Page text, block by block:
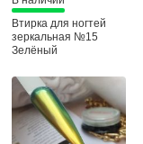
Втирка для ногтей
зеркальная №15
Зелёный